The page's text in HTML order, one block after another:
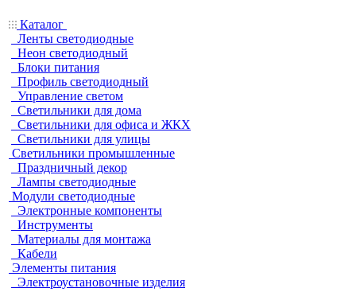
Каталог
Ленты светодиодные
Неон светодиодный
Блоки питания
Профиль светодиодный
Управление светом
Светильники для дома
Светильники для офиса и ЖКХ
Светильники для улицы
Светильники промышленные
Праздничный декор
Лампы светодиодные
Модули светодиодные
Электронные компоненты
Инструменты
Материалы для монтажа
Кабели
Элементы питания
Электроустановочные изделия